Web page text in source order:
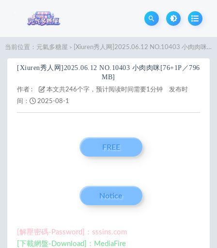
当前位置： 元氣多糖屋 > [Xiuren秀人网]2025.06.12 NO.10403 小肉肉咪[76+1P／796MB]
[Xiuren秀人网]2025.06.12 NO.10403 小肉肉咪[76+1P／796
MB]
作者 : 本文共246个字，预计阅读时间需要1分钟
发布时
间：
2025-08-1
FREE
Notice
[解壓密碼-Password]：sssins.com
[下載網盤-Download]：MediaFire